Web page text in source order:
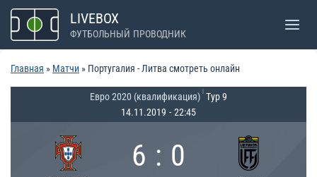
Перейти
содержимому
LIVEBOX
ФУТБОЛЬНЫЙ ПРОВОДНИК
Главная » Матчи » Португалия - Литва смотреть онлайн
Евро 2020 (квалификация) Тур 9
14.11.2019 - 22:45
6 : 0